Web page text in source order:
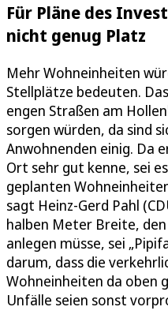
Für Pläne des
nicht genug Platz
Mehr Wohneinheiten
Stellplätze bedeuten.
engen Straßen am
sorgen würden, da sind
Anwohnenden einig. Da
Ort sehr gut kenne, sei
geplanten
sagt Heinz-Gerd Pahl
halben Meter Breite,
anlegen müsse, sei
darum, dass die
Wohneinheiten da oben
Unfälle seien sonst